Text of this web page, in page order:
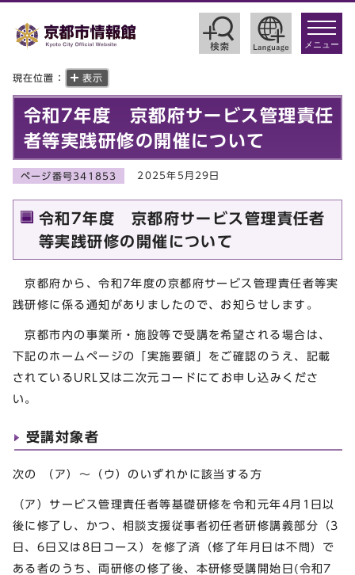
toggle
メニュー
現在位置： 表示
令和7年度 京都府サービス管理責任
者等実践研修の開催について
ページ番号341853 2025年5月29日
令和7年度 京都府サービス管理責任者
等実践研修の開催について
京都府から、令和7年度の京都府サービス管理責任者等実
践研修に係る通知がありましたので、お知らせします。
京都市内の事業所・施設等で受講を希望される場合は、
下記のホームページの「実施要領」をご確認のうえ、記載
されているURL又は二次元コードにてお申し込みくださ
い。
受講対象者
次の （ア）～（ウ）のいずれかに該当する方
（ア）サービス管理責任者等基礎研修を令和元年4月1日以
後に修了し、かつ、相談支援従事者初任者研修講義部分（3
日、6日又は8日コース）を修了済（修了年月日は不問）で
ある者のうち、両研修の修了後、本研修受講開始日(令和7